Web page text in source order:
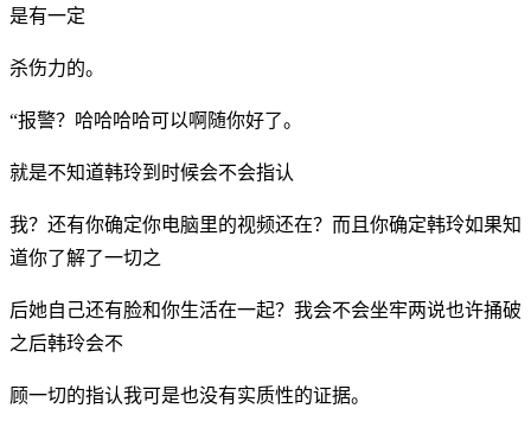
是有一定
杀伤力的。
“报警？哈哈哈哈可以啊随你好了。
就是不知道韩玲到时候会不会指认
我？还有你确定你电脑里的视频还在？而且你确定韩玲如果知
道你了解了一切之
后她自己还有脸和你生活在一起？我会不会坐牢两说也许捅破
之后韩玲会不
顾一切的指认我可是也没有实质性的证据。